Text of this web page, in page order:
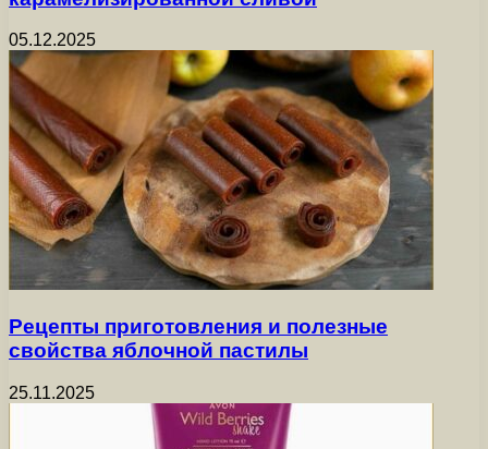
05.12.2025
Рецепты приготовления и полезные
свойства яблочной пастилы
25.11.2025